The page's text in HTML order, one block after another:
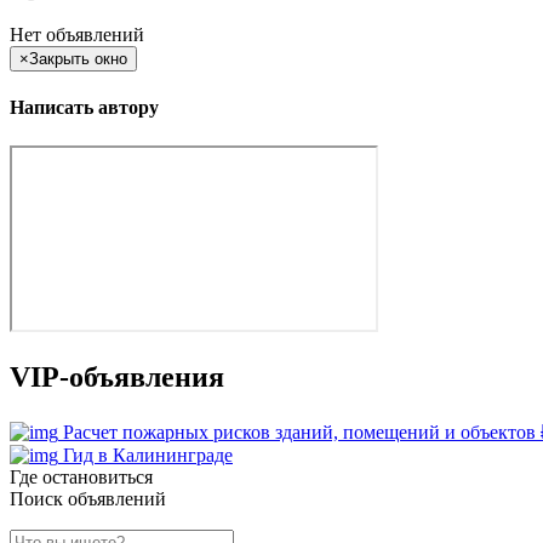
Нет объявлений
×Закрыть окно
Написать автору
VIP-объявления
Расчет пожарных рисков зданий, помещений и объектов
Гид в Калининграде
Где остановиться
Поиск объявлений